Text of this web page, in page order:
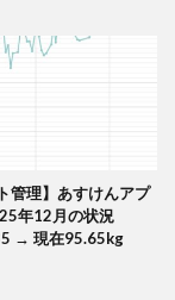
管理】あすけんアプ
年12月の状況
→ 現在95.65kg